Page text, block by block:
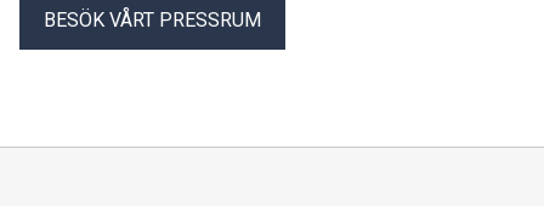
BESÖK VÅRT PRESSRUM